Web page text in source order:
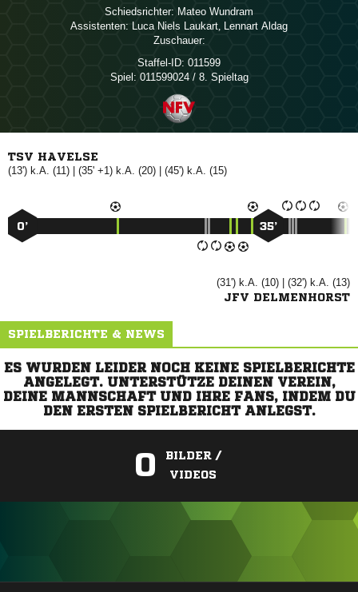
Schiedsrichter:  
Assistenten:   ,  
Zuschauer:
Staffel-ID: 011599
Spiel: 011599024 / 8. Spieltag
TSV HAVELSE
(13') k.A. (11) | (35' +1) k.A. (20) | (45') k.A. (15)
0’ 35’
(31') k.A. (10) | (32') k.A. (13)
JFV DELMENHORST
SPIELBERICHTE & NEWS
ES WURDEN LEIDER NOCH KEINE SPIELBERICHTE
ANGELEGT. UNTERSTÜTZE DEINEN VEREIN,
DEINE MANNSCHAFT UND IHRE FANS, INDEM DU
DEN ERSTEN SPIELBERICHT ANLEGST.
0
BILDER /
VIDEOS